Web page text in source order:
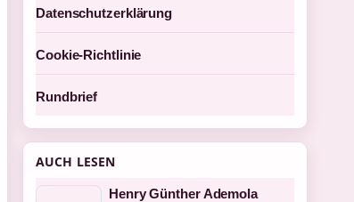
Datenschutzerklärung
Cookie-Richtlinie
Rundbrief
AUCH LESEN
Henry Günther Ademola